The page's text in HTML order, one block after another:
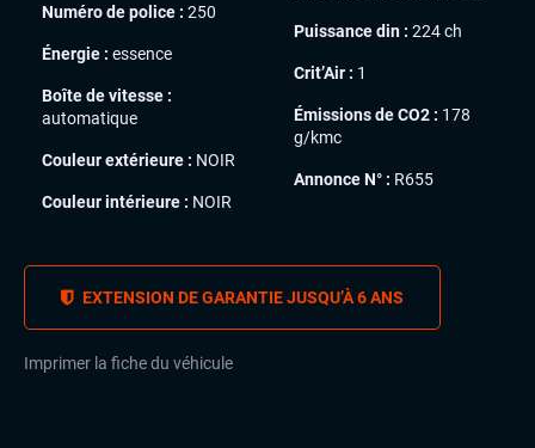
Numéro de police : 250
Énergie : essence
Boîte de vitesse :
automatique
Couleur extérieure : NOIR
Couleur intérieure : NOIR
Puissance din : 224 ch
Crit’Air : 1
Émissions de CO2 : 178
g/kmc
Annonce N° : R655
EXTENSION DE GARANTIE JUSQU’À 6 ANS
Imprimer la fiche du véhicule